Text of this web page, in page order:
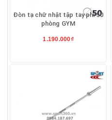
Đòn tạ chữ nhật tập tay phi 50
phòng GYM
1.190.000₫